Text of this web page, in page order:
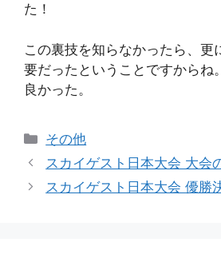
た！
この裏技を知らなかったら、更
要だったということですからね
良かった。
カ
テ
リ
その他
スカイゲスト日本大会 大会
スカイゲスト日本大会 優勝